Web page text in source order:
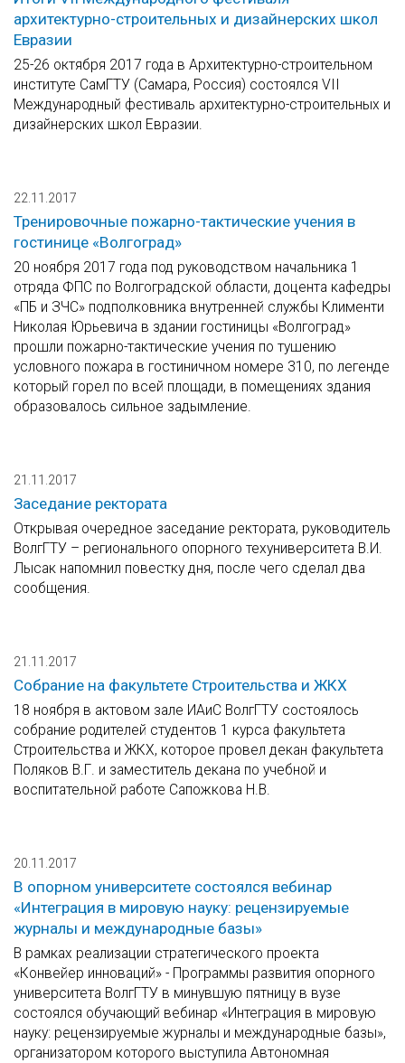
архитектурно-строительных и дизайнерских школ
Евразии
25-26 октября 2017 года в Архитектурно-строительном
институте СамГТУ (Самара, Россия) состоялся VII
Международный фестиваль архитектурно-строительных и
дизайнерских школ Евразии.
22.11.2017
Тренировочные пожарно-тактические учения в
гостинице «Волгоград»
20 ноября 2017 года под руководством начальника 1
отряда ФПС по Волгоградской области, доцента кафедры
«ПБ и ЗЧС» подполковника внутренней службы Клименти
Николая Юрьевича в здании гостиницы «Волгоград»
прошли пожарно-тактические учения по тушению
условного пожара в гостиничном номере 310, по легенде
который горел по всей площади, в помещениях здания
образовалось сильное задымление.
21.11.2017
Заседание ректората
Открывая очередное заседание ректората, руководитель
ВолгГТУ – регионального опорного техуниверситета В.И.
Лысак напомнил повестку дня, после чего сделал два
сообщения.
21.11.2017
Собрание на факультете Строительства и ЖКХ
18 ноября в актовом зале ИАиС ВолгГТУ состоялось
собрание родителей студентов 1 курса факультета
Строительства и ЖКХ, которое провел декан факультета
Поляков В.Г. и заместитель декана по учебной и
воспитательной работе Сапожкова Н.В.
20.11.2017
В опорном университете состоялся вебинар
«Интеграция в мировую науку: рецензируемые
журналы и международные базы»
В рамках реализации стратегического проекта
«Конвейер инноваций» - Программы развития опорного
университета ВолгГТУ в минувшую пятницу в вузе
состоялся обучающий вебинар «Интеграция в мировую
науку: рецензируемые журналы и международные базы»,
организатором которого выступила Автономная